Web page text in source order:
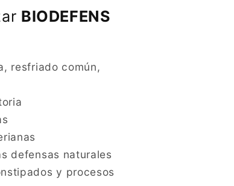
BIODEFENS
resfriado común,
defensas naturales
y procesos